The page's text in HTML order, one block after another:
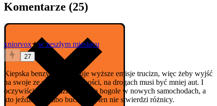
Komentarze (25)
xniorvox★w zeszłym miesiącu
27
Kiepska benzyna powoduje wyższe emisje trucizn, więc żeby wyjść
na swoje ze zdrowiem ludności, na drogach musi być mniej aut. I
oczywiście najbardziej oberwą bogole w nowych samochodach, a
kto jeździ ładą albo buchanką, ten nie stwierdzi różnicy.